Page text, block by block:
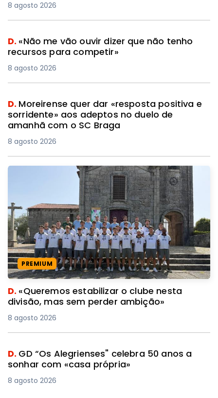
8 agosto 2026
D. «Não me vão ouvir dizer que não tenho
recursos para competir»
8 agosto 2026
D. Moreirense quer dar «resposta positiva e
sorridente» aos adeptos no duelo de
amanhã com o SC Braga
8 agosto 2026
PREMIUM
D. «Queremos estabilizar o clube nesta
divisão, mas sem perder ambição»
8 agosto 2026
D. GD “Os Alegrienses" celebra 50 anos a
sonhar com «casa própria»
8 agosto 2026